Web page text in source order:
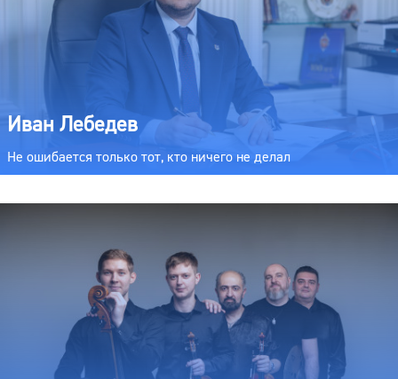
Иван Лебедев
Не ошибается только тот, кто ничего не делал